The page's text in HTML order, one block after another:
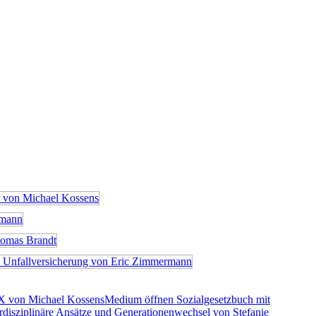
von Michael KossensMedium öffnen Sozialgesetzbuch mit
Ansätze und Generationenwechsel von Stefanie